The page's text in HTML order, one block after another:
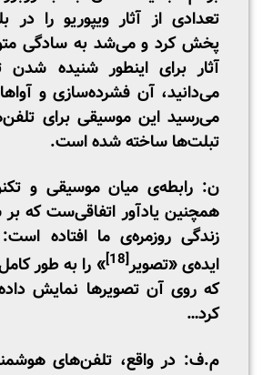
تعدادی از آثار ویپوریو را در
پخش کرد و می‌شد به سادگی
آثار برای اینطور شنیده شدن
می‌دانید، آن فشرده‌سازی و
می‌رسید این موسیقی برای
تبلت‌ها ساخته شده‌ است.
ن: رابطه‌ی میان موسیقی و
همچنین یادآور اتفاقی‌ست که
زندگی روزمره‌ی ما افتاده
ایده‌ی «تصویر[18]
» را به ‌طور
که روی آن تصویرها نمایش
کرد…
م.ف: در واقع، تلفن‌های